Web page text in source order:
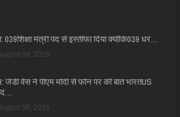
039शिक्षा मंत्री पद से इस्तीफा दिया क्योंकि039 धर…
09, 2026
जेडी वेंस ने पीएम मोदी से फोन पर की बात भारतUS
09, 2026